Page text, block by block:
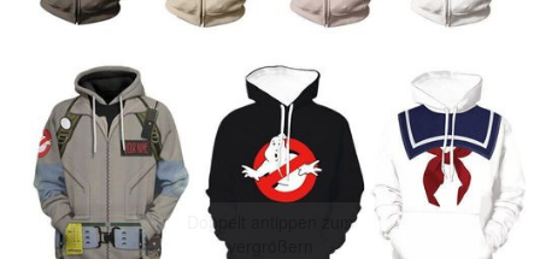
Doppelt antippen zum
vergrößern